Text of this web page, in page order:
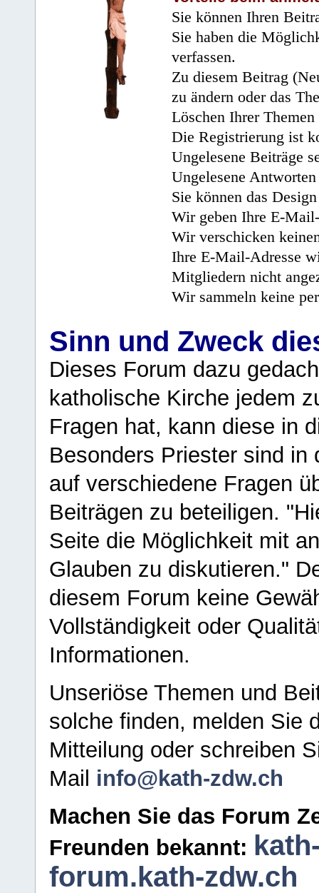
Sie können Ihren
Sie haben die
verfassen.
Zu diesem Beitrag
zu ändern oder das
Löschen Ihrer
Die Registrierung ist
Ungelesene Beiträge
Ungelesene
Sie können das
Wir geben Ihre E-
Wir verschicken
Ihre E-Mail-Adresse
Mitgliedern nicht
Wir sammeln keine
Sinn und Zweck
Dieses Forum dazu
katholische Kirche jedem
Fragen hat, kann diese in
Besonders Priester sind in
auf verschiedene Fragen
Beiträgen zu beteiligen.
Seite die Möglichkeit mit
Glauben zu diskutieren."
diesem Forum keine
Vollständigkeit oder
Informationen.
Unseriöse Themen und
solche finden, melden Sie
Mitteilung oder schreiben
Mail info@kath-zdw.ch
Machen Sie das Forum
Freunden bekannt:
forum.kath-zdw.ch